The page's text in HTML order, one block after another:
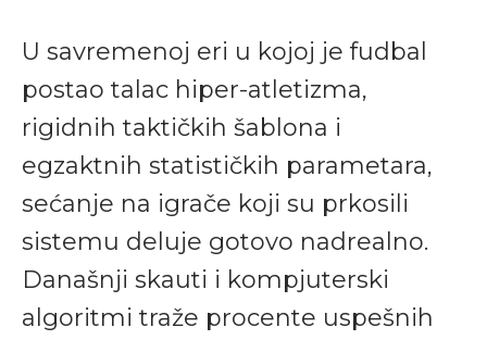
U savremenoj eri u kojoj je fudbal
postao talac hiper-atletizma,
rigidnih taktičkih šablona i
egzaktnih statističkih parametara,
sećanje na igrače koji su prkosili
sistemu deluje gotovo nadrealno.
Današnji skauti i kompjuterski
algoritmi traže procente uspešnih